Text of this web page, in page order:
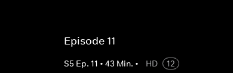
Episode 11
S5 Ep. 11 • 43 Min. • HD
12